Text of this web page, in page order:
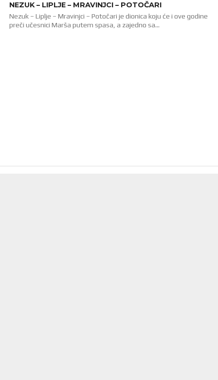
NEZUK – LIPLJE – MRAVINJCI – POTOČARI
Nezuk – Liplje – Mravinjci – Potočari je dionica koju će i ove godine
preči učesnici Marša putem spasa, a zajedno sa...